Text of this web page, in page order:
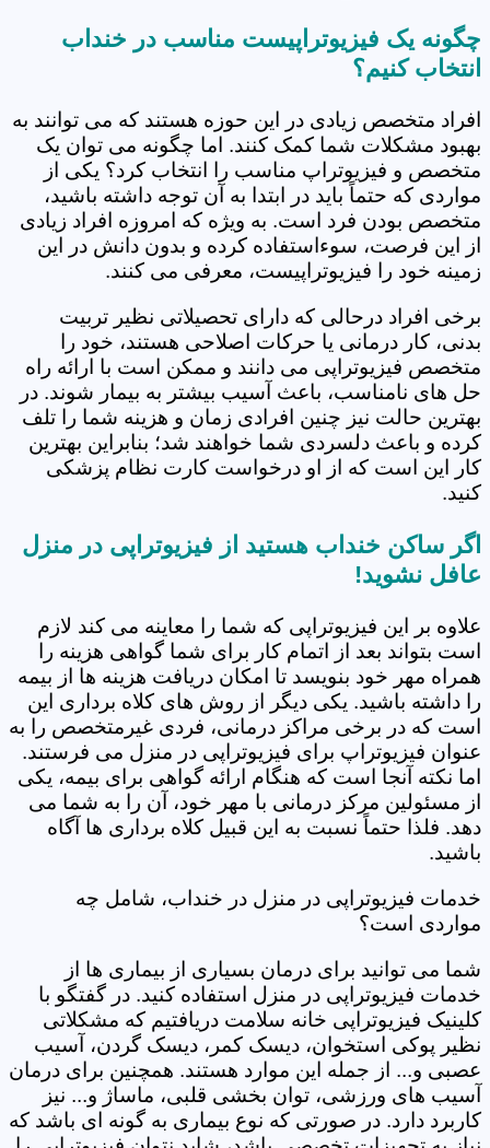
چگونه یک فیزیوتراپیست مناسب در خنداب
انتخاب کنیم؟
افراد متخصص زیادی در این حوزه هستند که می توانند به
بهبود مشکلات شما کمک کنند. اما چگونه می توان یک
متخصص و فیزیوتراپ مناسب را انتخاب کرد؟ یکی از
مواردی که حتماً باید در ابتدا به آن توجه داشته باشید،
متخصص بودن فرد است. به ویژه که امروزه افراد زیادی
از این فرصت، سوءاستفاده کرده و بدون دانش در این
زمینه خود را فیزیوتراپیست، معرفی می کنند.
برخی افراد درحالی که دارای تحصیلاتی نظیر تربیت
بدنی، کار درمانی یا حرکات اصلاحی هستند، خود را
متخصص فیزیوتراپی می دانند و ممکن است با ارائه راه
حل های نامناسب، باعث آسیب بیشتر به بیمار شوند. در
بهترین حالت نیز چنین افرادی زمان و هزینه شما را تلف
کرده و باعث دلسردی شما خواهند شد؛ بنابراین بهترین
کار این است که از او درخواست کارت نظام پزشکی
کنید.
اگر ساکن خنداب هستید از فیزیوتراپی در منزل
عافل نشوید!
علاوه بر این فیزیوتراپی که شما را معاینه می کند لازم
است بتواند بعد از اتمام کار برای شما گواهی هزینه را
همراه مهر خود بنویسد تا امکان دریافت هزینه ها از بیمه
را داشته باشید. یکی دیگر از روش های کلاه برداری این
است که در برخی مراکز درمانی، فردی غیرمتخصص را به
عنوان فیزیوتراپ برای فیزیوتراپی در منزل می فرستند.
اما نکته آنجا است که هنگام ارائه گواهی برای بیمه، یکی
از مسئولین مرکز درمانی با مهر خود، آن را به شما می
دهد. فلذا حتماً نسبت به این قبیل کلاه برداری ها آگاه
باشید.
خدمات فیزیوتراپی در منزل در خنداب، شامل چه
مواردی است؟
شما می توانید برای درمان بسیاری از بیماری ها از
خدمات فیزیوتراپی در منزل استفاده کنید. در گفتگو با
کلینیک فیزیوتراپی خانه سلامت دریافتیم که مشکلاتی
نظیر پوکی استخوان، دیسک کمر، دیسک گردن، آسیب
عصبی و... از جمله این موارد هستند. همچنین برای درمان
آسیب های ورزشی، توان بخشی قلبی، ماساژ و... نیز
کاربرد دارد. در صورتی که نوع بیماری به گونه ای باشد که